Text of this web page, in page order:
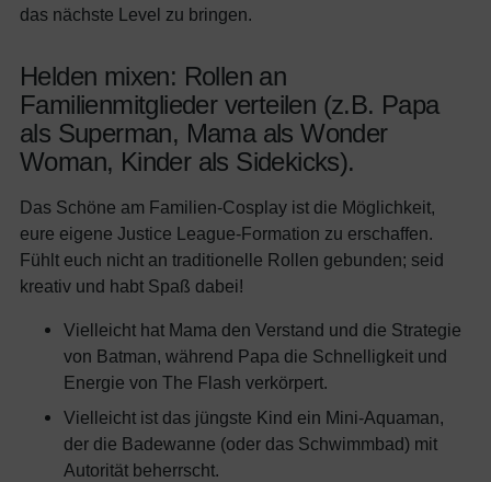
das nächste Level zu bringen.
Helden mixen: Rollen an
Familienmitglieder verteilen (z.B. Papa
als Superman, Mama als Wonder
Woman, Kinder als Sidekicks).
Das Schöne am Familien-Cosplay ist die Möglichkeit,
eure eigene Justice League-Formation zu erschaffen.
Fühlt euch nicht an traditionelle Rollen gebunden; seid
kreativ und habt Spaß dabei!
Vielleicht hat Mama den Verstand und die Strategie
von Batman, während Papa die Schnelligkeit und
Energie von The Flash verkörpert.
Vielleicht ist das jüngste Kind ein Mini-Aquaman,
der die Badewanne (oder das Schwimmbad) mit
Autorität beherrscht.